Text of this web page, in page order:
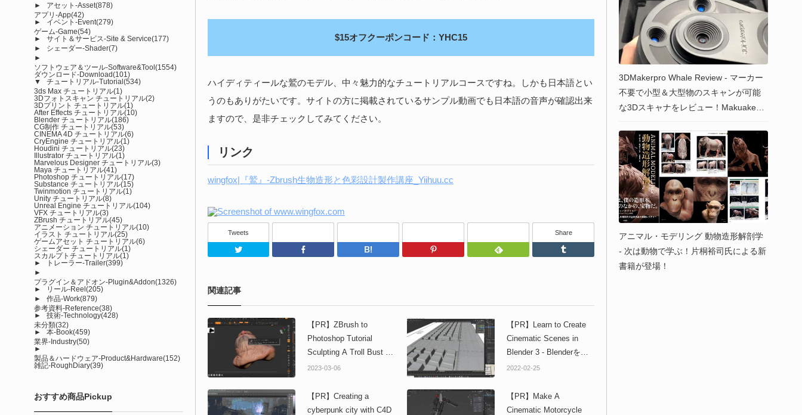
$15オフクーポンコード：YHC15
ハイディティールな鷲のモデル、中々魅力的なチュートリアルコースですね。しかも日本語とい
うのもありがたいです。サイトの方に掲載されているサンプル動画でも日本語の音声が確認出来
ますので、是非チェックしてみてください。
リンク
wingfox|『鷲』-Zbrush生物造形と色彩設計製作講座_Yiihuu.cc
Tweets
Twitter Facebook はてなブックマークPinterest Feedly
Share
Tumblr
関連記事
【PR】ZBrush to
Photoshop Tutorial
Sculpting A Troll Bust -
ZBrushとPhotoshopを使
を制作する解説チュート
リアル！「Wingfox」に
2023-03-06
【PR】Learn to Create
Cinematic Scenes in
Blender 3 - Blenderを使
ってシネマティックシー
説したチュートリアル！
「Wingfox」にて取扱開
2022-02-25
【PR】Creating a
cyberpunk city with C4D
【PR】Make A
Cinematic Motorcycle
► アセット-Asset(878)
アプリ-App(42)
►
イベント-Event(279)
ゲーム-Game(54)
►
サイト＆サービス-Site & Service(177)
►
シェーダー-Shader(7)
►
ソフトウェア＆ツール-Software&Tool(1554)
ダウンロード-Download(101)
▼
チュートリアル-Tutorial(534)
3ds Max チュートリアル(1)
3Dフォトスキャン チュートリアル(2)
3Dプリント チュートリアル(1)
After Effects チュートリアル(10)
Blender チュートリアル(186)
CG制作 チュートリアル(53)
CINEMA 4D チュートリアル(6)
CryEngine チュートリアル(1)
Houdini チュートリアル(23)
Illustrator チュートリアル(1)
Marvelous Designer チュートリアル(3)
Maya チュートリアル(41)
Photoshop チュートリアル(17)
Substance チュートリアル(15)
Twinmotion チュートリアル(1)
Unity チュートリアル(8)
Unreal Engine チュートリアル(104)
VFX チュートリアル(3)
ZBrush チュートリアル(45)
アニメーション チュートリアル(10)
イラスト チュートリアル(25)
ゲームアセット チュートリアル(6)
シェーダー チュートリアル(1)
スカルプトチュートリアル(1)
►
トレーラー-Trailer(399)
►
プラグイン＆アドオン-Plugin&Addon(1326)
►
リール-Reel(205)
►
作品-Work(879)
参考資料-Reference(38)
►
技術-Technology(428)
未分類(32)
►
本-Book(459)
業界-Industry(50)
►
製品＆ハードウェア-Product&Hardware(152)
雑記-RoughDiary(39)
おすすめ商品Pickup
3DMakerpro Whale Review - マーカー
不要で小型＆大型物のスキャンが可能
な3Dスキャナをレビュー！Makuake経
最大88%OFFに！
アニマル・モデリング 動物造形解剖学
- 次は動物で学ぶ！片桐裕司氏による新
書籍が登場！